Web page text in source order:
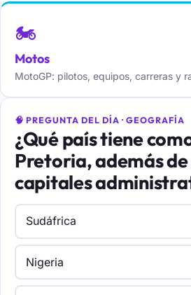
🏍️
Motos
MotoGP: pilotos, equipos, carreras y
🧠 PREGUNTA DEL DÍA · GEOGRAFÍA
¿Qué país tiene
Pretoria, además
capitales
Sudáfrica
Nigeria